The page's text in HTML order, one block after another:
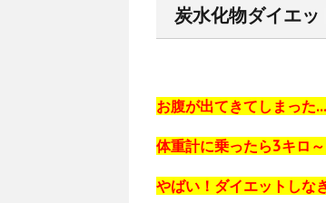
炭水化物ダイエ
お腹が出てきてしまった…
体重計に乗ったら3キロ
やばい！ダイエットしな